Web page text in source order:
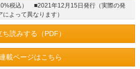
税込）
■2021年12月15日発行（実際の発
よって異なります）
ち読みする（PDF）
載ページはこちら